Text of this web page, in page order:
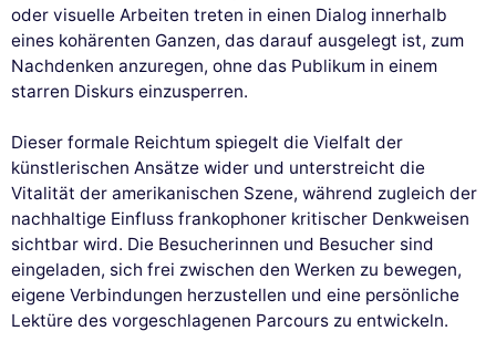
oder visuelle Arbeiten treten in einen Dialog innerhalb
eines kohärenten Ganzen, das darauf ausgelegt ist, zum
Nachdenken anzuregen, ohne das Publikum in einem
starren Diskurs einzusperren.
Dieser formale Reichtum spiegelt die Vielfalt der
künstlerischen Ansätze wider und unterstreicht die
Vitalität der amerikanischen Szene, während zugleich der
nachhaltige Einfluss frankophoner kritischer Denkweisen
sichtbar wird. Die Besucherinnen und Besucher sind
eingeladen, sich frei zwischen den Werken zu bewegen,
eigene Verbindungen herzustellen und eine persönliche
Lektüre des vorgeschlagenen Parcours zu entwickeln.